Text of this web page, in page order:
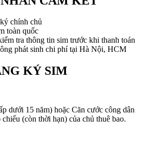
chính chủ
toàn quốc
tra thông tin sim trước khi thanh toán
phát sinh chi phí tại Hà Nội, HCM
KÝ SIM
dưới 15 năm) hoặc Căn cước công dân
(còn thời hạn) của chủ thuê bao.